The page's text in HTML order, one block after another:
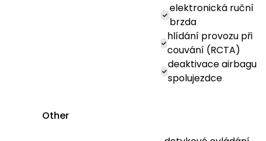
elektronická ruční
brzda
hlídání provozu při
couvání (RCTA)
deaktivace airbagu
spolujezdce
Other